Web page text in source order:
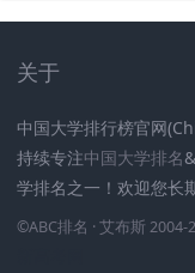
关于
中国大学排行榜官网
持续专注中国大学排名&
学排名之一！欢迎您长
©ABC排名 · 艾布斯